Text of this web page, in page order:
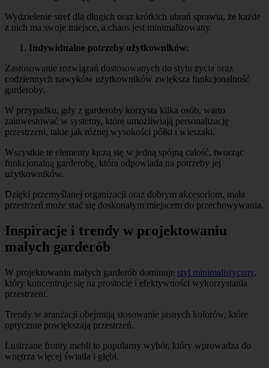
Wydzielenie stref dla długich oraz krótkich ubrań sprawia, że każde
z nich ma swoje miejsce, a chaos jest minimalizowany.
Indywidualne potrzeby użytkowników:
Zastosowanie rozwiązań dostosowanych do stylu życia oraz
codziennych nawyków użytkowników zwiększa funkcjonalność
garderoby.
W przypadku, gdy z garderoby korzysta kilka osób, warto
zainwestować w systemy, które umożliwiają personalizację
przestrzeni, takie jak różnej wysokości półki i wieszaki.
Wszystkie te elementy łączą się w jedną spójną całość, tworząc
funkcjonalną garderobę, która odpowiada na potrzeby jej
użytkowników.
Dzięki przemyślanej organizacji oraz dobrym akcesoriom, mała
przestrzeń może stać się doskonałym miejscem do przechowywania.
Inspiracje i trendy w projektowaniu
małych garderób
W projektowaniu małych garderób dominuje styl minimalistyczny,
który koncentruje się na prostocie i efektywności wykorzystania
przestrzeni.
Trendy w aranżacji obejmują stosowanie jasnych kolorów, które
optycznie powiększają przestrzeń.
Lustrzane fronty mebli to popularny wybór, który wprowadza do
wnętrza więcej światła i głębi.